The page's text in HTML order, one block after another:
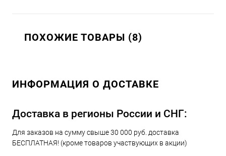
ПОХОЖИЕ ТОВАРЫ (8)
ИНФОРМАЦИЯ О ДОСТАВКЕ
Доставка в регионы России и СНГ:
Для заказов на сумму свыше 30 000 руб. доставка
БЕСПЛАТНАЯ! (кроме товаров участвующих в акции)